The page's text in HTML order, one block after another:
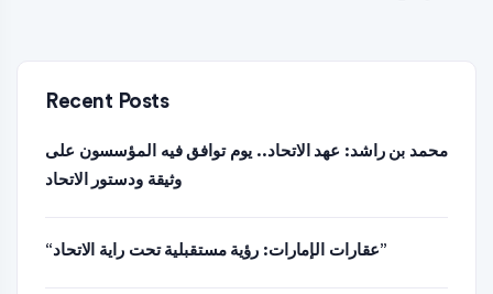
Recent Posts
محمد بن راشد: عهد الاتحاد.. يوم توافق فيه المؤسسون على
وثيقة ودستور الاتحاد
“عقارات الإمارات: رؤية مستقبلية تحت راية الاتحاد”